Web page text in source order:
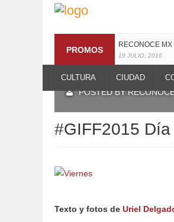
PROMOS
¡TE
13 MARZO, 2019
RECONOCE
19 JULIO, 2016
CULTURA CIUDAD
POSTED BY
#GIFF2015
Texto y fotos de Uriel